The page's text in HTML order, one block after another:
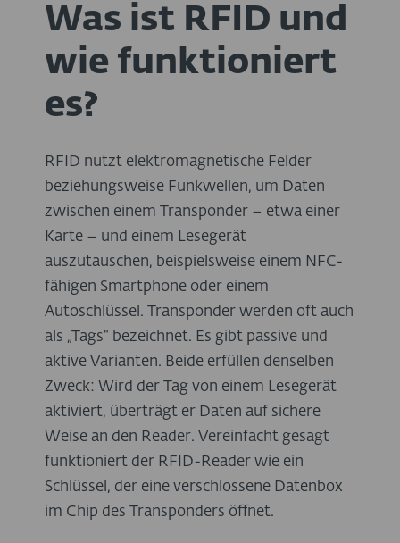
Was ist RFID und
wie funktioniert
es?
RFID nutzt elektromagnetische Felder
beziehungsweise Funkwellen, um Daten
zwischen einem Transponder – etwa einer
Karte – und einem Lesegerät
auszutauschen, beispielsweise einem NFC-
fähigen Smartphone oder einem
Autoschlüssel. Transponder werden oft auch
als „Tags“ bezeichnet. Es gibt passive und
aktive Varianten. Beide erfüllen denselben
Zweck: Wird der Tag von einem Lesegerät
aktiviert, überträgt er Daten auf sichere
Weise an den Reader. Vereinfacht gesagt
funktioniert der RFID-Reader wie ein
Schlüssel, der eine verschlossene Datenbox
im Chip des Transponders öffnet.